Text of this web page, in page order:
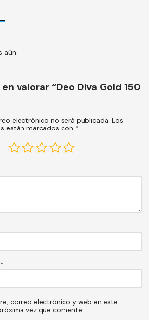
aún.
valorar “Deo Diva Gold 150
electrónico no será publicada. Los
están marcados con *
*
correo electrónico y web en este
vez que comente.